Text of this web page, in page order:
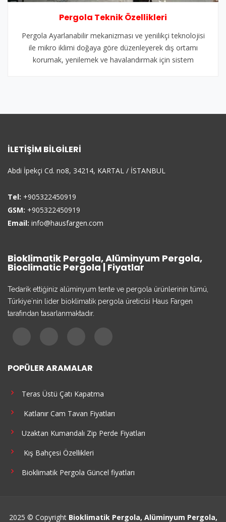
Pergola Teknik Özellikleri
Pergola Ayarlanabilir mekanizması ve yenilikçi teknolojisi
ile mikro iklimi doğaya göre düzenleyerek dış ortamı
korumak, yenilemek ve havalandırmak için sistem
İLETIŞIM BILGILERI
Abdi İpekçi Cd. no8, 34214, KARTAL / İSTANBUL
Tel: +905322450919
GSM: +905322450919
Email: info@hausfargen.com
Bioklimatik Pergola, Alüminyum Pergola,
Bioclimatic Pergola | Fiyatlar
Tedarik ettiğiniz alüminyum tente ve pergola ürünlerinin tümü,
Türkiye`nin lider bioklimatik pergola üreticisi Haus Fargen
tarafından tasarlanmaktadır.
POPÜLER ARAMALAR
Teras Üstü Çatı Kapatma
Katlanır Cam Tavan Fiyatları
Uzaktan Kumandalı Zip Perde Fiyatları
Kış Bahçesi Özellikleri
Bioklimatik Pergola Güncel fiyatları
2025 © Copyright Bioklimatik Pergola, Alüminyum Pergola,